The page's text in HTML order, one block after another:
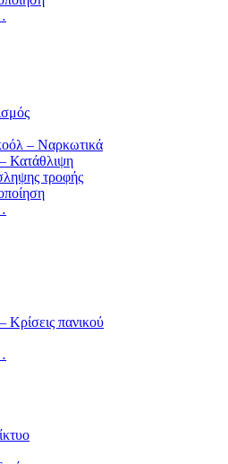
– Ναρκωτικά
Κατάθλιψη
τροφής
Κρίσεις πανικού